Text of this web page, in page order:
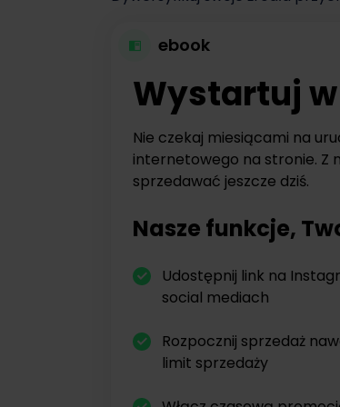
ebook
Wystartuj
Nie czekaj miesiącami na
internetowego na stronie. Z
sprzedawać jeszcze dziś.
Nasze funkcje,
Udostępnij link na
social mediach
Rozpocznij sprzedaż
limit sprzedaży